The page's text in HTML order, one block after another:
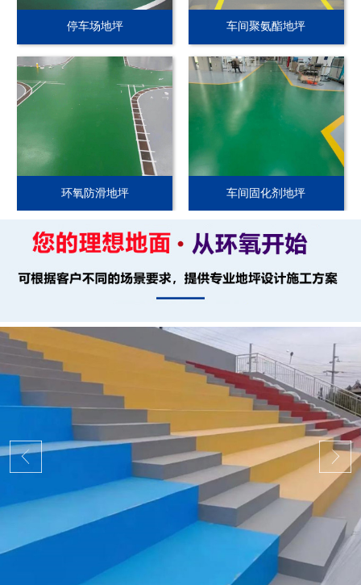
停车场地坪 车间聚氨酯地坪
环氧防滑地坪 车间固化剂地坪